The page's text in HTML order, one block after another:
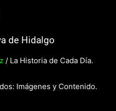
de Hidalgo
/ La Historia de Cada Día.
Imágenes y Contenido.